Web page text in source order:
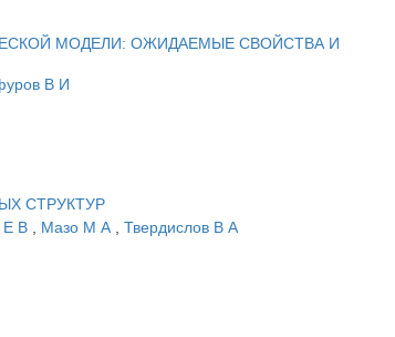
МОДЕЛИ: ОЖИДАЕМЫЕ СВОЙСТВА И
В И
СТРУКТУР
Е В , Мазо М А , Твердислов В А